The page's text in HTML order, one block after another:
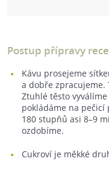
Postup přípravy
Kávu prosejeme
a dobře zpracujeme.
Ztuhlé těsto
pokládáme na
180 stupňů asi 8–9
ozdobíme.
Cukroví je měkké